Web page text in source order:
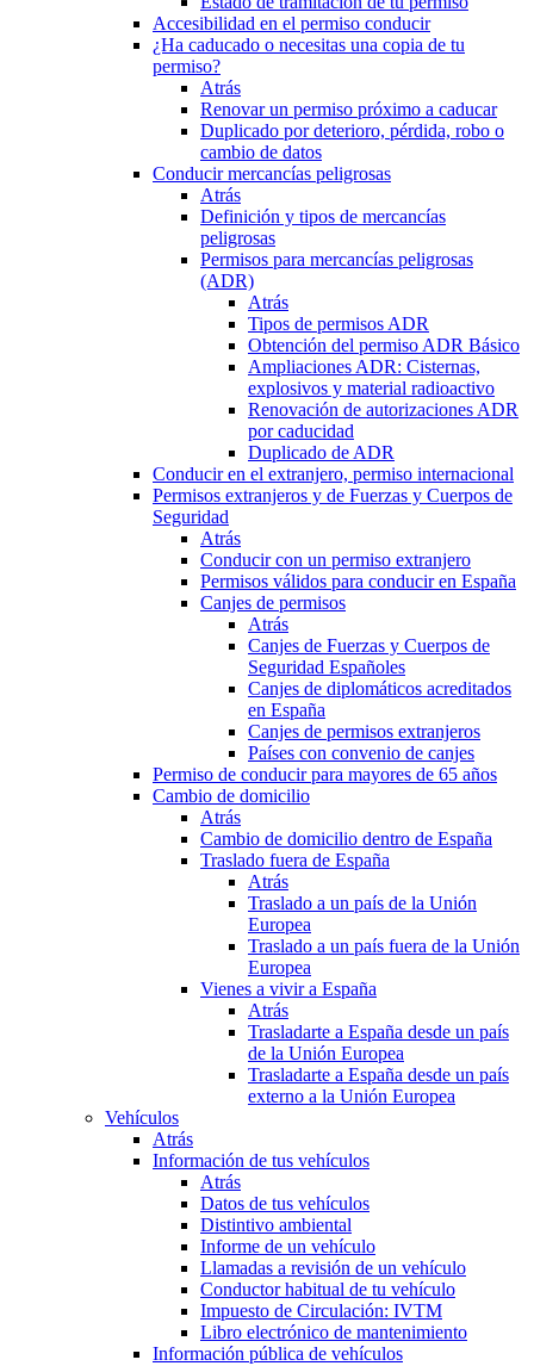
Accesibilidad en el permiso conducir
¿Ha caducado o necesitas una copia de tu
permiso?
Atrás
Renovar un permiso próximo a caducar
Duplicado por deterioro, pérdida, robo o
cambio de datos
Conducir mercancías peligrosas
Atrás
Definición y tipos de mercancías
peligrosas
Permisos para mercancías peligrosas
(ADR)
Atrás
Tipos de permisos ADR
Obtención del permiso ADR Básico
Ampliaciones ADR: Cisternas,
explosivos y material radioactivo
Renovación de autorizaciones ADR
por caducidad
Duplicado de ADR
Conducir en el extranjero, permiso internacional
Permisos extranjeros y de Fuerzas y Cuerpos de
Seguridad
Atrás
Conducir con un permiso extranjero
Permisos válidos para conducir en España
Canjes de permisos
Atrás
Canjes de Fuerzas y Cuerpos de
Seguridad Españoles
Canjes de diplomáticos acreditados
en España
Canjes de permisos extranjeros
Países con convenio de canjes
Permiso de conducir para mayores de 65 años
Cambio de domicilio
Atrás
Cambio de domicilio dentro de España
Traslado fuera de España
Atrás
Traslado a un país de la Unión
Europea
Traslado a un país fuera de la Unión
Europea
Vienes a vivir a España
Atrás
Trasladarte a España desde un país
de la Unión Europea
Trasladarte a España desde un país
externo a la Unión Europea
Vehículos
Atrás
Información de tus vehículos
Atrás
Datos de tus vehículos
Distintivo ambiental
Informe de un vehículo
Llamadas a revisión de un vehículo
Conductor habitual de tu vehículo
Impuesto de Circulación: IVTM
Libro electrónico de mantenimiento
Información pública de vehículos